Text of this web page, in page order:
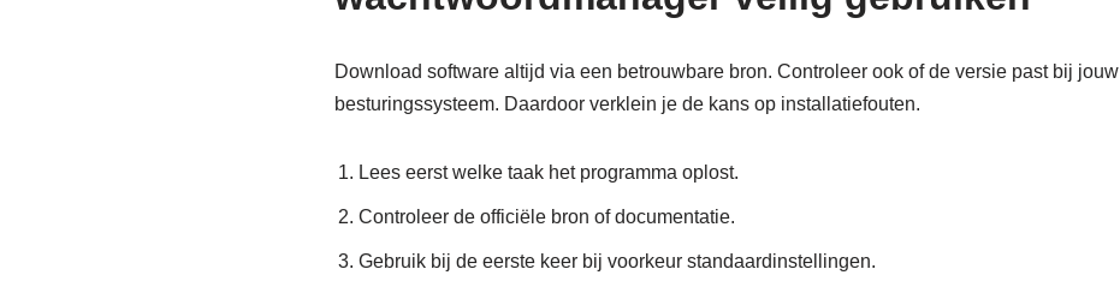
Download software altijd via een betrouwbare bron. Controleer ook of de versie past bij jouw
besturingssysteem. Daardoor verklein je de kans op installatiefouten.
Lees eerst welke taak het programma oplost.
Controleer de officiële bron of documentatie.
Gebruik bij de eerste keer bij voorkeur standaardinstellingen.